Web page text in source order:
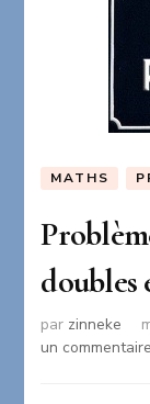
MATHS
doubles
par zinneke
un commentaire